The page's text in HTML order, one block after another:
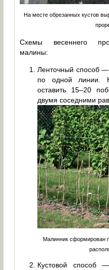
На месте обрезанных кустов
Схемы весеннего
малины:
Ленточный способ
по одной линии.
оставить 15–20
двумя соседними
Малинник сформирован
Кустовой способ